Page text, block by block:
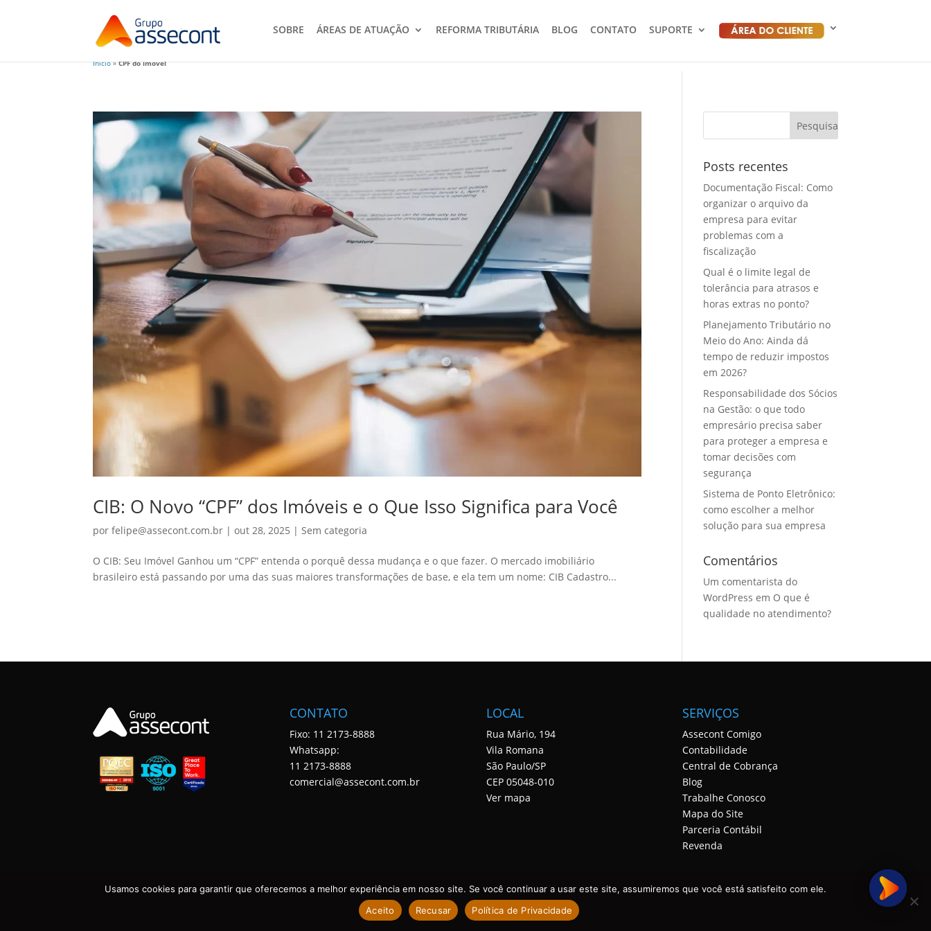
SOBRE ÁREAS DE ATUAÇÃO REFORMA TRIBUTÁRIA BLOG CONTATO SUPORTE
Início»CPF do imóvel
CIB: O Novo “CPF” dos Imóveis e o Que Isso Significa para Você
porfelipe@assecont.com.br |out 28, 2025 |Sem categoria
O CIB: Seu Imóvel Ganhou um “CPF” entenda o porquê dessa mudança e o que fazer. O mercado imobiliário
brasileiro está passando por uma das suas maiores transformações de base, e ela tem um nome: CIB Cadastro...
Posts recentes
Documentação Fiscal: Como
organizar o arquivo da
empresa para evitar
problemas com a
fiscalização
Qual é o limite legal de
tolerância para atrasos e
horas extras no ponto?
Planejamento Tributário no
Meio do Ano: Ainda dá
tempo de reduzir impostos
em 2026?
Responsabilidade dos Sócios
na Gestão: o que todo
empresário precisa saber
para proteger a empresa e
tomar decisões com
segurança
Sistema de Ponto Eletrônico:
como escolher a melhor
solução para sua empresa
Comentários
Um comentarista do
WordPress em O que é
qualidade no atendimento?
CONTATO
Fixo: 11 2173-8888
Whatsapp:
11 2173-8888
comercial@assecont.com.br
LOCAL
Rua Mário, 194
Vila Romana
São Paulo/SP
CEP 05048-010
Ver mapa
SERVIÇOS
Assecont Comigo
Contabilidade
Central de Cobrança
Blog
Trabalhe Conosco
Mapa do Site
Parceria Contábil
Revenda
ASSECONT CONTABILIDADE E TECNOLOGIA • TODOS OS DIREITOS RESERVADOS. DESENVOLVIDO POR ASSECONT.
Usamos cookies para garantir que oferecemos a melhor experiência em nosso site. Se você continuar a usar este site, assumiremos que você está satisfeito com ele.
Aceito
Recusar Política de Privacidade